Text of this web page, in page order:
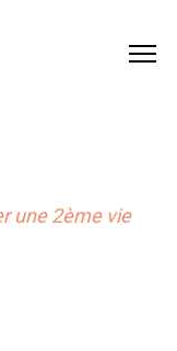
une 2ème vie